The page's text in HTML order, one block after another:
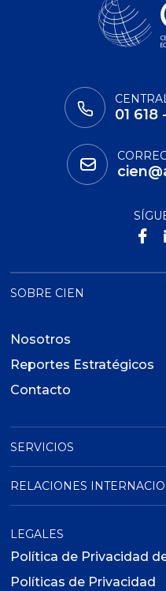
01 618
SOBRE CIEN
Nosotros
Reportes Estratégicos
Contacto
SERVICIOS
RELACIONES
LEGALES
Política de Privacidad
Políticas de Privacidad